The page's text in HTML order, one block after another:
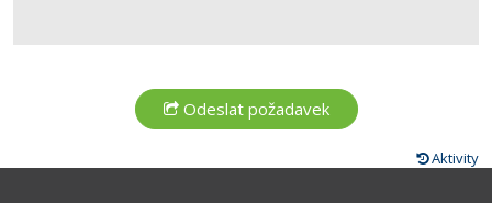
Aktivity